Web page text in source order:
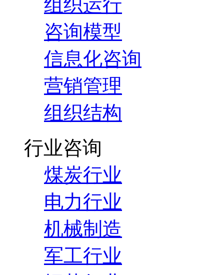
组织运行
咨询模型
信息化咨询
营销管理
组织结构
行业咨询
煤炭行业
电力行业
机械制造
军工行业